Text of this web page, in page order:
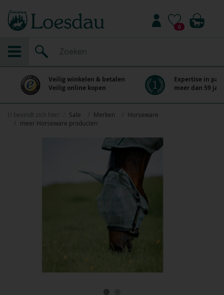
0
Veilig winkelen & betalen
Veilig online kopen
Expertise in
meer dan 59
U bevindt zich hier: Sale Merken
Horseware
meer Horseware producten